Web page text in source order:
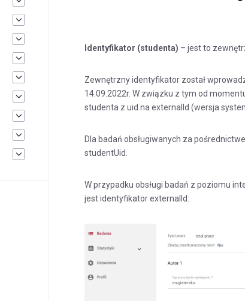
Identyfikator (studenta) – jest to
Zewnętrzny identyfikator został
14.09.2022r. W związku z tym od
studenta z uid na externalId (wersja
Dla badań obsługiwanych za
studentUid.
W przypadku obsługi badań z poziomu
jest identyfikator externalId: